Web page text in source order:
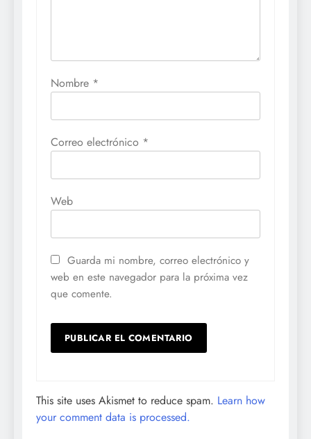
Nombre *
Correo electrónico *
Web
Guarda mi nombre, correo electrónico y
web en este navegador para la próxima vez
que comente.
This site uses Akismet to reduce spam. Learn how
your comment data is processed.